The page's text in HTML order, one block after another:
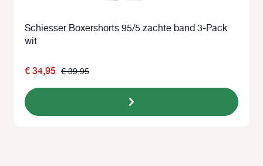
Schiesser Boxershorts 95/5 zachte band 3-Pack
wit
€ 34,95 € 39,95